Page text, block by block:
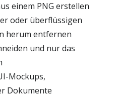
einem PNG erstellen
oder überflüssigen
herum entfernen
und nur das
Mockups,
Dokumente